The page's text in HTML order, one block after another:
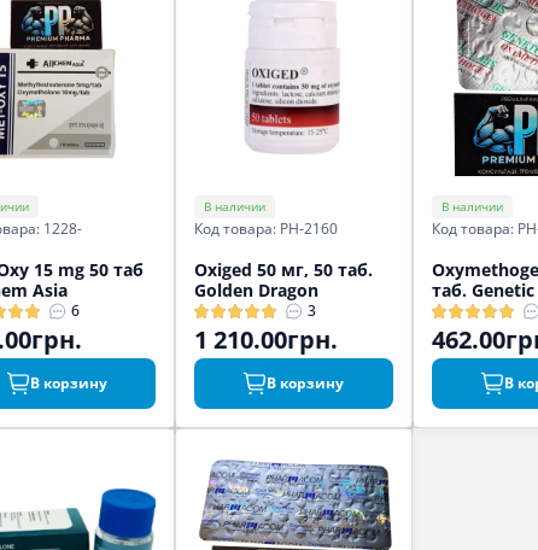
1228-
15 mg 50 таб
Asia
6
В корзину
В наличии
Код товара: PH-2160
Oxiged 50 мг, 50 таб.
Golden Dragon
3
1 210.00грн.
В корзину
В наличии
Код товара:
таб. Genetic
В